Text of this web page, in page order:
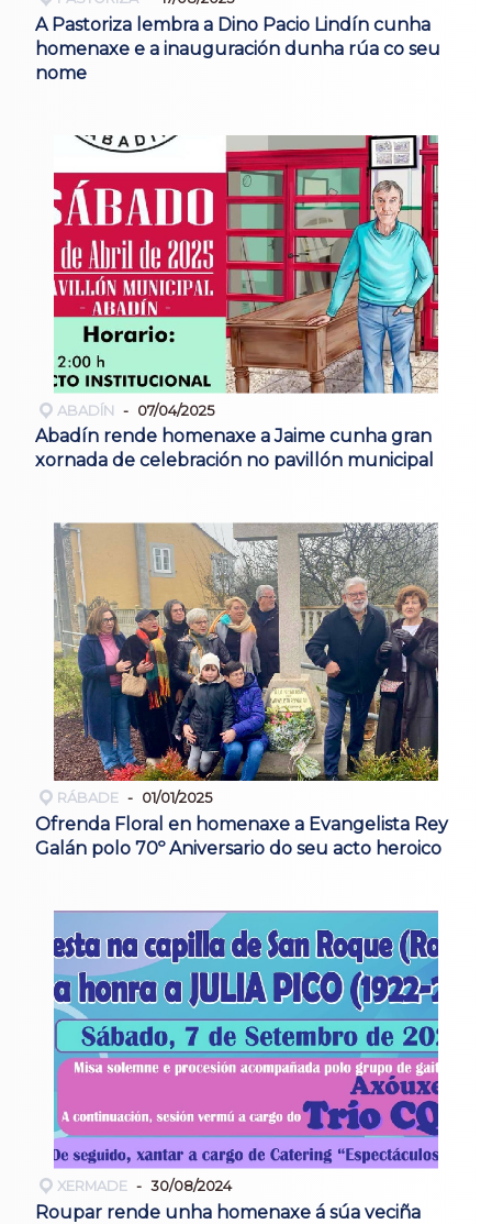
A Pastoriza lembra a Dino Pacio Lindín cunha
homenaxe e a inauguración dunha rúa co seu
nome
ABADÍN 07/04/2025
Abadín rende homenaxe a Jaime cunha gran
xornada de celebración no pavillón municipal
RÁBADE 01/01/2025
Ofrenda Floral en homenaxe a Evangelista Rey
Galán polo 70º Aniversario do seu acto heroico
XERMADE 30/08/2024
Roupar rende unha homenaxe á súa veciña